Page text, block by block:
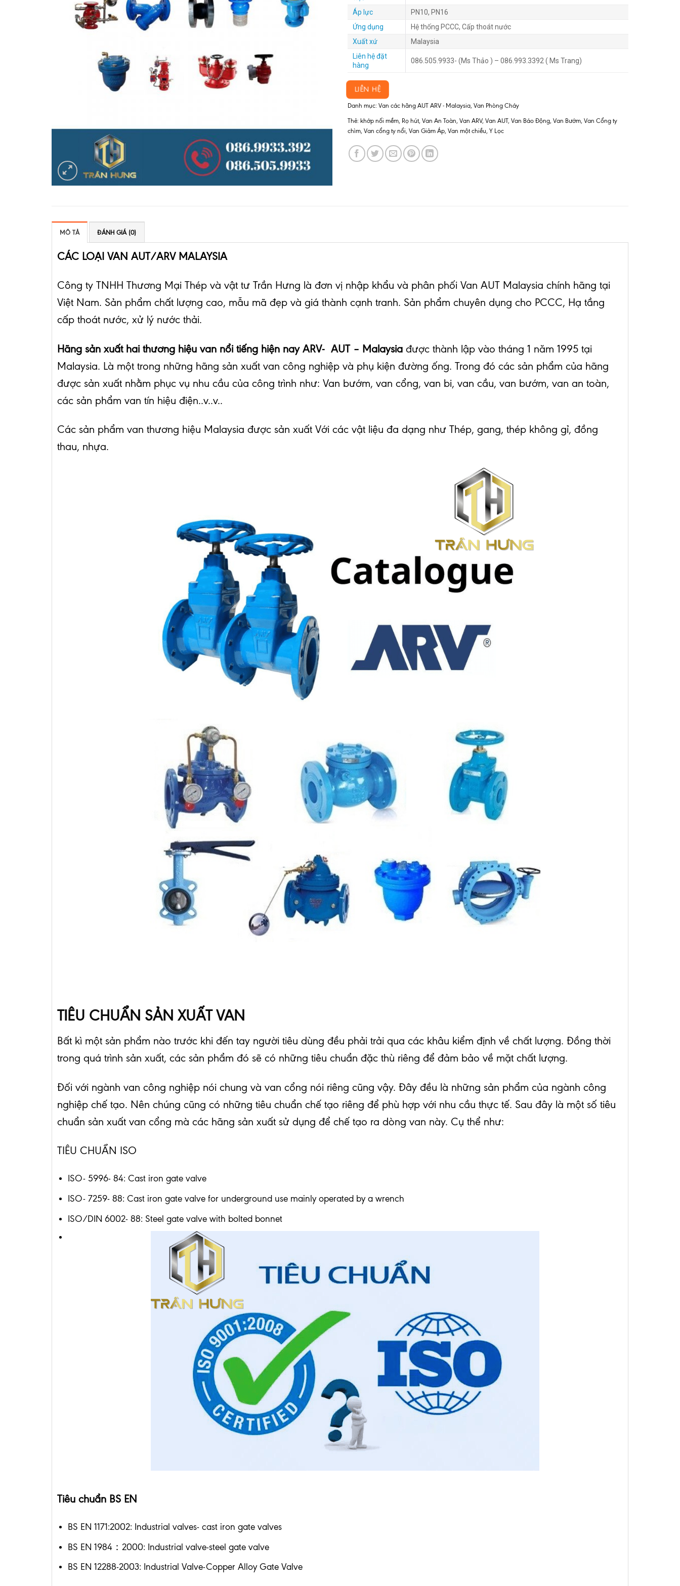
Áp lực
PN10, PN16
Ứng dụng
Hệ thống PCCC, Cấp thoát nước
Xuất xứ
Malaysia
Liên hệ đặt
hàng
086.505.9933- (Ms Thảo ) – 086.993.3392 ( Ms Trang)
LIÊN HỆ
Danh mục: Van các hãng AUT ARV - Malaysia, Van Phòng Cháy
Thẻ: khớp nối mềm, Rọ hút, Van An Toàn, Van ARV, Van AUT, Van Báo Động, Van Bướm, Van Cổng ty
chìm, Van cổng ty nổi, Van Giảm Áp, Van một chiều, Y Lọc
MÔ TẢ ĐÁNH GIÁ (0)
CÁC LOẠI VAN AUT/ARV MALAYSIA
Công ty TNHH Thương Mại Thép và vật tư Trần Hưng là đơn vị nhập khẩu và phân phối Van AUT Malaysia chính hãng tại
Việt Nam. Sản phẩm chất lượng cao, mẫu mã đẹp và giá thành cạnh tranh. Sản phẩm chuyên dụng cho PCCC, Hạ tầng
cấp thoát nước, xử lý nước thải.
Hãng sản xuất hai thương hiệu van nổi tiếng hiện nay ARV- AUT – Malaysia được thành lập vào tháng 1 năm 1995 tại
Malaysia. Là một trong những hãng sản xuất van công nghiệp và phụ kiện đường ống. Trong đó các sản phẩm của hãng
được sản xuất nhằm phục vụ nhu cầu của công trình như: Van bướm, van cổng, van bi, van cầu, van bướm, van an toàn,
các sản phẩm van tín hiệu điện..v..v..
Các sản phẩm van thương hiệu Malaysia được sản xuất Với các vật liệu đa dạng như Thép, gang, thép không gỉ, đồng
thau, nhựa.
TIÊU CHUẨN SẢN XUẤT VAN
Bất kì một sản phẩm nào trước khi đến tay người tiêu dùng đều phải trải qua các khâu kiểm định về chất lượng. Đồng thời
trong quá trình sản xuất, các sản phẩm đó sẽ có những tiêu chuẩn đặc thù riêng để đảm bảo về mặt chất lượng.
Đối với ngành van công nghiệp nói chung và van cổng nói riêng cũng vậy. Đây đều là những sản phẩm của ngành công
nghiệp chế tạo. Nên chúng cũng có những tiêu chuẩn chế tạo riêng để phù hợp với nhu cầu thực tế. Sau đây là một số tiêu
chuẩn sản xuất van cổng mà các hãng sản xuất sử dụng để chế tạo ra dòng van này. Cụ thể như:
TIÊU CHUẨN ISO
ISO- 5996- 84: Cast iron gate valve
ISO- 7259- 88: Cast iron gate valve for underground use mainly operated by a wrench
ISO/DIN 6002- 88: Steel gate valve with bolted bonnet
Tiêu chuẩn BS EN
BS EN 1171:2002: Industrial valves- cast iron gate valves
BS EN 1984：2000: Industrial valve-steel gate valve
BS EN 12288-2003: Industrial Valve-Copper Alloy Gate Valve